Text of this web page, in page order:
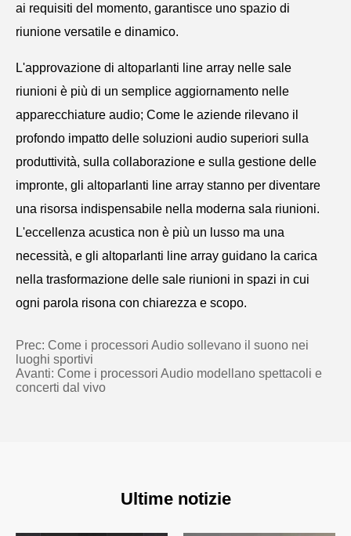
ai requisiti del momento, garantisce uno spazio di
riunione versatile e dinamico.
L'approvazione di altoparlanti line array nelle sale
riunioni è più di un semplice aggiornamento nelle
apparecchiature audio; Come le aziende rilevano il
profondo impatto delle soluzioni audio superiori sulla
produttività, sulla collaborazione e sulla gestione delle
impronte, gli altoparlanti line array stanno per diventare
una risorsa indispensabile nella moderna sala riunioni.
L'eccellenza acustica non è più un lusso ma una
necessità, e gli altoparlanti line array guidano la carica
nella trasformazione delle sale riunioni in spazi in cui
ogni parola risona con chiarezza e scopo.
Prec: Come i processori Audio sollevano il suono nei
luoghi sportivi
Avanti: Come i processori Audio modellano spettacoli e
concerti dal vivo
Ultime notizie